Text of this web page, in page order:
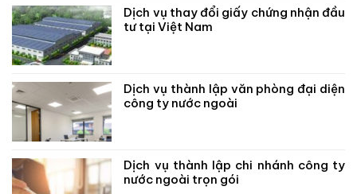
Dịch vụ thay đổi giấy chứng nhận đầu
tư tại Việt Nam
Dịch vụ thành lập văn phòng đại diện
công ty nước ngoài
Dịch vụ thành lập chi nhánh công ty
nước ngoài trọn gói